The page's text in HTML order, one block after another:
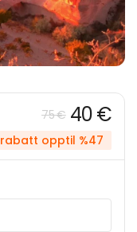
75 € 40 €
rabatt opptil %47